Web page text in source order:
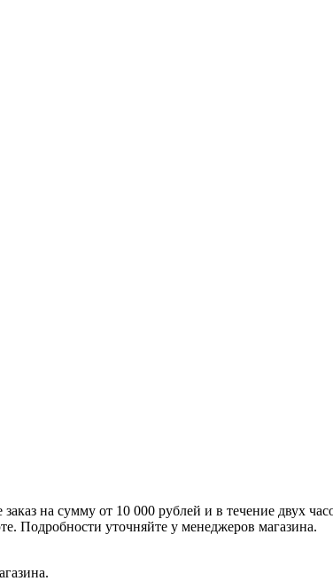
на сумму от 10 000 рублей и в течение двух
Подробности уточняйте у менеджеров магазина.